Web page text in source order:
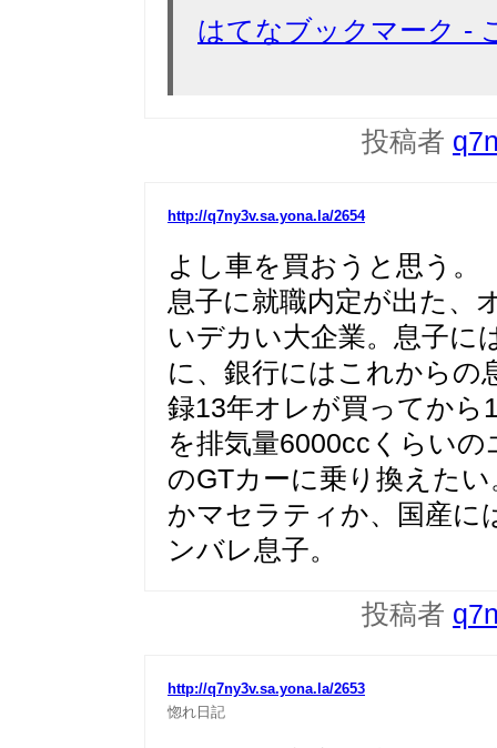
はてなブックマーク -
投稿者
http://q7ny3v.sa.yona.la/2654
よし車を買おうと思う。
息子に就職内定が出た、
いデカい大企業。息子に
に、銀行にはこれからの
録13年オレが買ってから
を排気量6000ccくらい
のGTカーに乗り換えた
かマセラティか、国産に
ンバレ息子。
投稿者
http://q7ny3v.sa.yona.la/2653
惚れ日記